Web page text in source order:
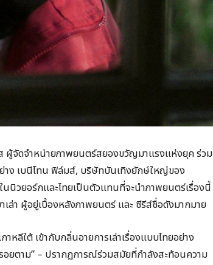
ผู้จัดจำหน่ายภาพยนตร์สยองขวัญมาแรงแห่งยุค ร่วม
ง เบนีโทน ฟิล์มส์, บริษัทบันเทิงยักษ์ใหญ่ของ
นิวยอร์กและไทยเป็นตัวแทนที่จะนำภาพยนตร์เรื่องนี้
ล่า ผู้อยู่เบื้องหลังภาพยนตร์ และ ซีรีส์ชื่อดังมากมาย
ลีใต้ เข้ากับกลิ่นอายการเล่าเรื่องแบบไทยอย่าง
ยตาม” – ปรากฏการณ์ร่วมสมัยที่กำลังสะท้อนความ